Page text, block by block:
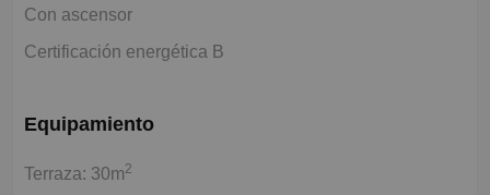
Con ascensor
Certificación energética B
Equipamiento
Terraza: 30m2